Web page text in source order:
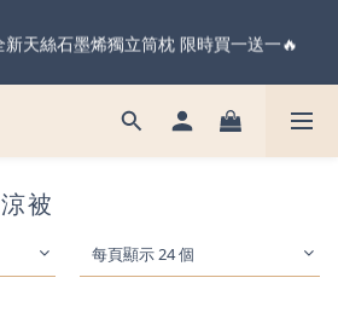
單 父親節前到貨 ✨
天絲石墨烯獨立筒枕 限時買一送一🔥
＆純棉雙層紗 不限金額 享 88 折！現在
被
每頁顯示 24 個